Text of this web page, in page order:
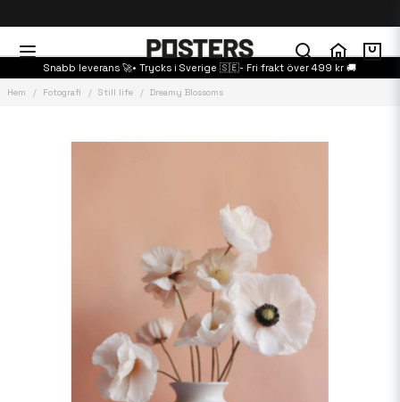
Snabb leverans 🚀• Trycks i Sverige 🇸🇪- Fri frakt över 499 kr 🚚
Hem Fotografi Still life Dreamy Blossoms